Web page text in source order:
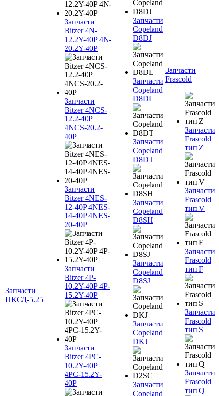
Запчасти
ПКСД-5.25
Запчасти
Bitzer 4N-
12.2Y-40P 4N-
20.2Y-40P
Запчасти
Bitzer 4NCS-
12.2-40P
4NCS-20.2-
40P
Запчасти
Bitzer 4NES-
12-40P 4NES-
14-40P 4NES-
20-40P
Запчасти
Bitzer 4P-
10.2Y-40P 4P-
15.2Y-40P
Запчасти
Bitzer 4PC-
10.2Y-40P
4PC-15.2Y-
40P
Запчасти
Copeland
D8DJ
Запчасти
Copeland
D8DL
Запчасти
Copeland
D8DT
Запчасти
Copeland
D8SH
Запчасти
Copeland
D8SJ
Запчасти
Copeland
DKJ
Запчасти
Copeland
Запчасти
Frascold
Запчасти
Frascold
тип Z
Запчасти
Frascold
тип V
Запчасти
Frascold
тип F
Запчасти
Frascold
тип S
Запчасти
Frascold
тип Q